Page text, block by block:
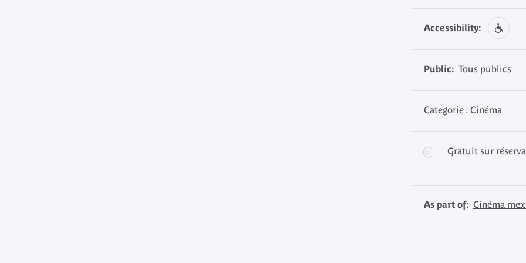
Accessibility:
Public: Tous publics
Categorie : Cinéma
Gratuit sur
As part of: Cinéma